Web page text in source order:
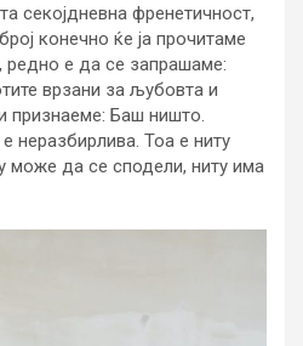
секојдневна френетичност,
конечно ќе ја прочитаме
е да се запрашаме:
врзани за љубовта и
признаеме: Баш ништо.
неразбирлива. Тоа е ниту
може да се сподели, ниту има